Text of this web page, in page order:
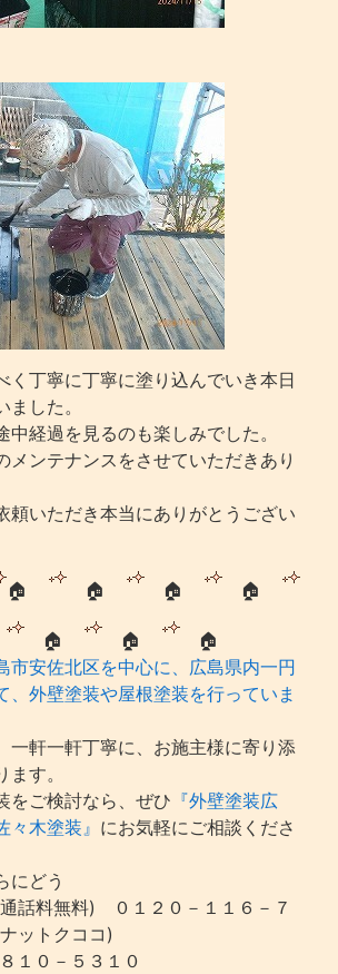
く丁寧に丁寧に塗り込んでいき本日
した。
中経過を見るのも楽しみでした。
メンテナンスをさせていただきあり
頼いただき本当にありがとうござい
🏠 🏠 🏠 🏠
🏠 🏠
🏠
市安佐北区を中心に、広島県内一円
、外壁塗装や屋根塗装を行っていま
一軒一軒丁寧に、お施主様に寄り添
す。
をご検討なら、ぜひ 『外壁塗装広
木塗装』 にお気軽にご相談くださ
にどう
話料無料) ０１２０－１１６－７
ットクココ)
１０－５３１０